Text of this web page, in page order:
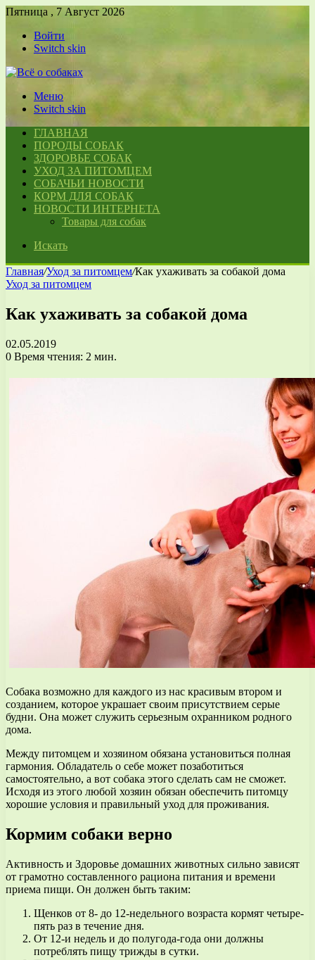
Пятница , 7 Август 2026
Войти
Switch skin
Меню
Switch skin
ГЛАВНАЯ
ПОРОДЫ СОБАК
ЗДОРОВЬЕ СОБАК
УХОД ЗА ПИТОМЦЕМ
СОБАЧЬИ НОВОСТИ
КОРМ ДЛЯ СОБАК
НОВОСТИ ИНТЕРНЕТА
Товары для собак
Искать
Главная/Уход за питомцем/Как ухаживать за собакой дома
Уход за питомцем
Как ухаживать за собакой дома
02.05.2019
0 Время чтения: 2 мин.
Собака возможно для каждого из нас красивым втором и
созданием, которое украшает своим присутствием серые
будни. Она может служить серьезным охранником родного
дома.
Между питомцем и хозяином обязана установиться полная
гармония. Обладатель о себе может позаботиться
самостоятельно, а вот собака этого сделать сам не сможет.
Исходя из этого любой хозяин обязан обеспечить питомцу
хорошие условия и правильный уход для проживания.
Кормим собаки верно
Активность и Здоровье домашних животных сильно зависят
от грамотно составленного рациона питания и времени
приема пищи. Он должен быть таким:
Щенков от 8- до 12-недельного возраста кормят четыре-
пять раз в течение дня.
От 12-и недель и до полугода-года они должны
потреблять пищу трижды в сутки.